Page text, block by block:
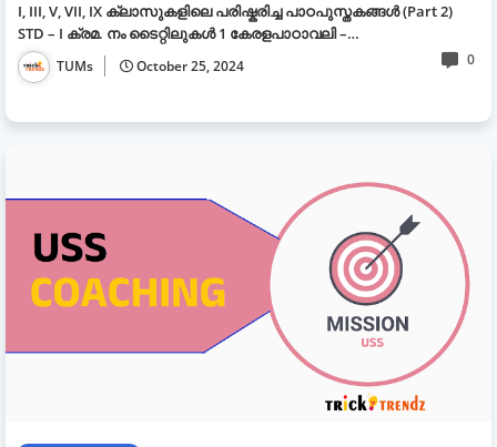
I, III, V, VII, IX ക്ലാസുകളിലെ പരിഷ്കരിച്ച പാഠപുസ്തകങ്ങൾ (Part 2)
STD – I ക്രമ. നം ടൈറ്റിലുകള്‍ 1 കേരളപാഠാവലി –…
TUMs October 25, 2024 0